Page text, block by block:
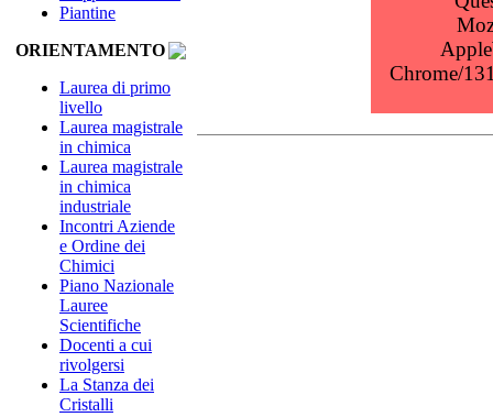
Piantine
ORIENTAMENTO
Laurea di primo
livello
Laurea magistrale
in chimica
Laurea magistrale
in chimica
industriale
Incontri Aziende
e Ordine dei
Chimici
Piano Nazionale
Lauree
Scientifiche
Docenti a cui
rivolgersi
La Stanza dei
Cristalli